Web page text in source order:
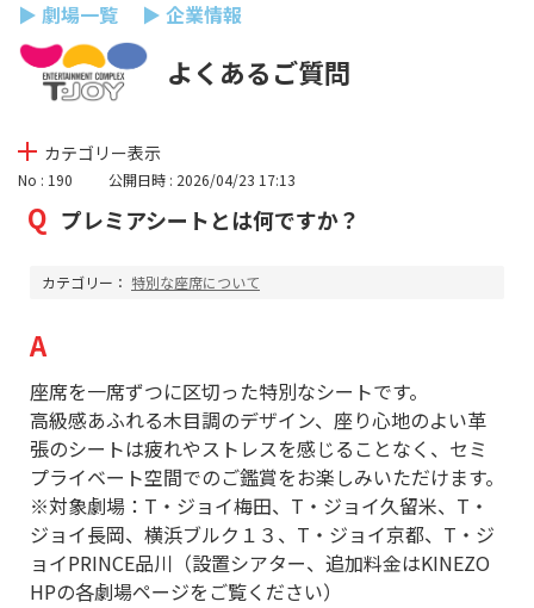
▶ 劇場一覧 ▶ 企業情報
よくあるご質問
カテゴリー表示
No : 190 公開日時 : 2026/04/23 17:13
プレミアシートとは何ですか？
カテゴリー： 特別な座席について
座席を一席ずつに区切った特別なシートです。
高級感あふれる木目調のデザイン、座り心地のよい革
張のシートは疲れやストレスを感じることなく、セミ
プライベート空間でのご鑑賞をお楽しみいただけます。
※対象劇場：T・ジョイ梅田、T・ジョイ久留米、T・
ジョイ長岡、横浜ブルク１３、T・ジョイ京都、T・ジ
ョイPRINCE品川（設置シアター、追加料金はKINEZO
HPの各劇場ページをご覧ください）